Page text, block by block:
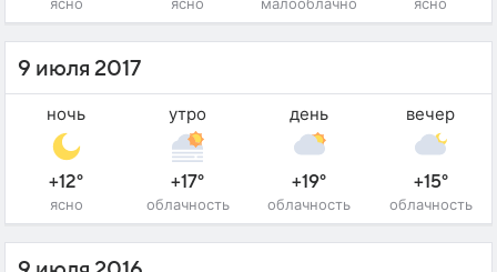
9 июля 2017
ночь
+12°
ясно
утро
+17°
облачность
день
+19°
облачность
вечер
+15°
облачность